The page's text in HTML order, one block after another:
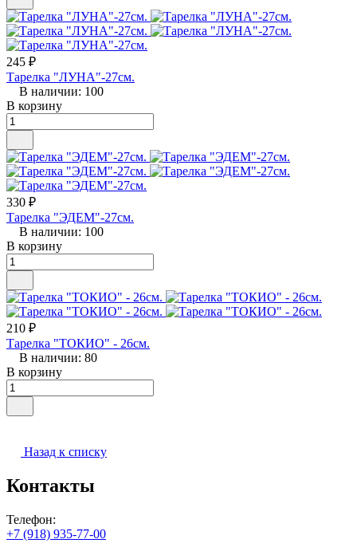
245 ₽
Тарелка "ЛУНА"-27см.
В наличии: 100
В корзину
330 ₽
Тарелка "ЭДЕМ"-27см.
В наличии: 100
В корзину
210 ₽
Тарелка "ТОКИО" - 26см.
В наличии: 80
В корзину
Назад к списку
Контакты
Телефон:
+7 (918) 935-77-00